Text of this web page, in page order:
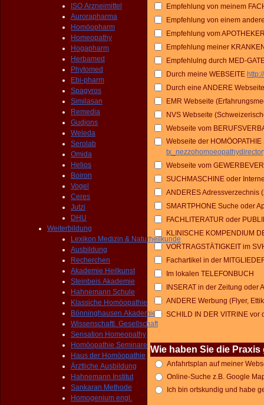
ISO Arzneimittel
Aurorapharma
Homöopharm
Homeopathy
Hogapharm
Herbamed
Phytomed
Ebi-pharm
Spagyros
Similasan
Remedia
Gudjons
Weleda
Serolab
Omida
Helios
Boiron
Vogel
Ceres
Jutzi
DHU
Weiterbildung
Lexikon Medizin & Naturheilkunde
Ausbildung
Recherchen
Akademie Heilkunst
Steinbeis Akademie
Hahnemann Schule
Klassiche Homöopathie
Bönninghausen Akademie
Wissenschaftl. Gesellschaft
Sensation Homeopathy
Homöopathie Seminare
Haus der Homöopathie
Ärztliche Ausbildung
Hahnemann Institut
Sankaran Methode
Homogenium engl.
Empfehlung von meinem
Empfehlung von einem
Empfehlung vom
Empfehlung meiner
Empfehlulng durch MED-
Durch meine WEBSEITE
Durch eine ANDERE Webseite
EMR Webseite
NVS Webseite
Webseite vom
Webseite der
Webseite vom
SUCHMASCHINE oder
ANDERES Adressverzechnis
SMARTPHONE Suche oder
FACHLITERATUR oder
KLINISCHE KOMPENDIUM
VORTRAGSTÄTIGKEIT im
Fachartikel in der
Im lokalen TELEFONBUCH
INSERAT in der Zeitung oder
ANDERE Werbung (Flyer,
SCHILD IN DER VITRINE vor
Wie haben Sie die
Anfahrtsplan auf meiner
Online-Suche z.B. Google
Ich bin ortskundig und habe